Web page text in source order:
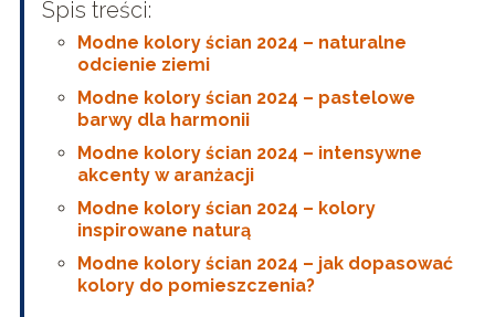
Spis treści:
Modne kolory ścian 2024 – naturalne
odcienie ziemi
Modne kolory ścian 2024 – pastelowe
barwy dla harmonii
Modne kolory ścian 2024 – intensywne
akcenty w aranżacji
Modne kolory ścian 2024 – kolory
inspirowane naturą
Modne kolory ścian 2024 – jak dopasować
kolory do pomieszczenia?